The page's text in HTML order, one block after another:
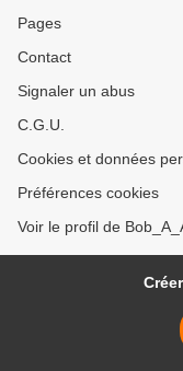
Pages
Contact
Signaler un abus
C.G.U.
Cookies et données
Préférences cookies
Voir le profil de